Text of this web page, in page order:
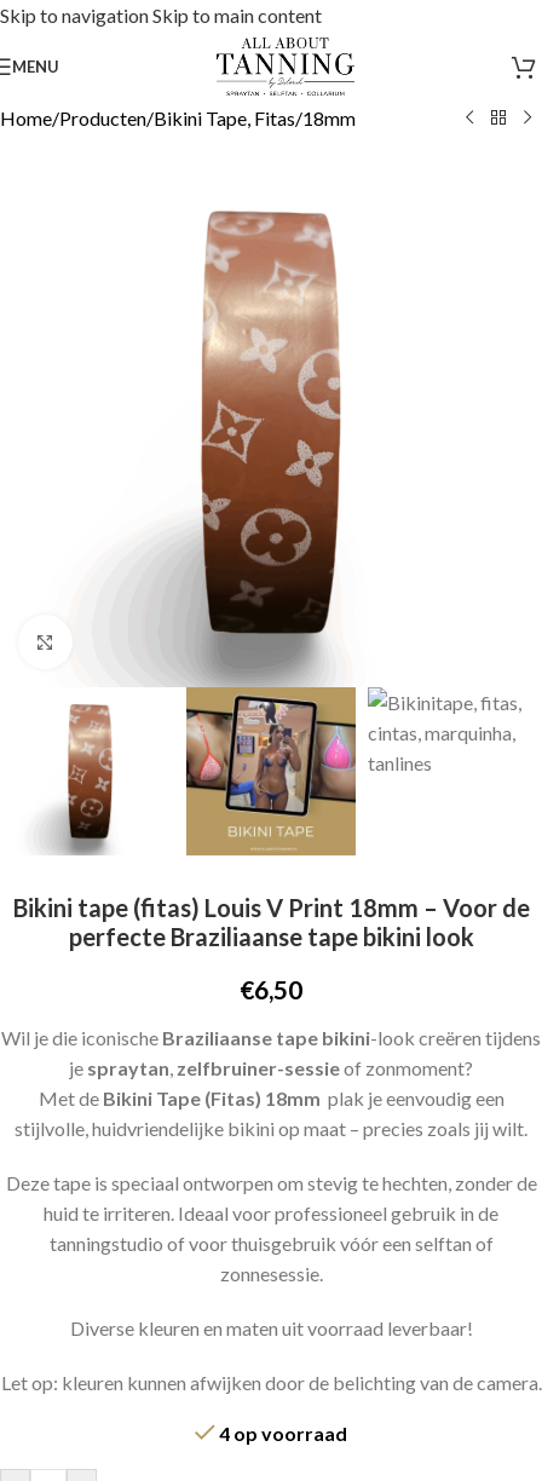
Skip to navigationSkip to main content
MENU
Home/Producten/Bikini Tape, Fitas/18mm
Bikini tape (fitas) Louis V Print 18mm – Voor de
perfecte Braziliaanse tape bikini look
€6,50
Wil je die iconische Braziliaanse tape bikini-look creëren tijdens
je spraytan, zelfbruiner-sessieof zonmoment?
Met de Bikini Tape (Fitas) 18mm plak je eenvoudig een
stijlvolle, huidvriendelijke bikini op maat – precies zoals jij wilt.
Deze tape is speciaal ontworpen om stevig te hechten, zonder de
huid te irriteren. Ideaal voor professioneel gebruik in de
tanningstudio of voor thuisgebruik vóór een selftan of
zonnesessie.
Diverse kleuren en maten uit voorraad leverbaar!
Let op: kleuren kunnen afwijken door de belichting van de camera.
4 op voorraad